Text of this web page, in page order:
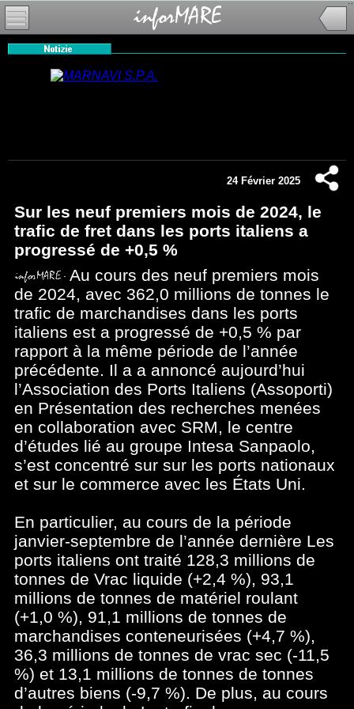
24 Février 2025
Sur les neuf premiers mois de 2024, le
trafic de fret dans les ports italiens a
progressé de +0,5 %
Au cours des neuf premiers mois
de 2024, avec 362,0 millions de tonnes le
trafic de marchandises dans les ports
italiens est a progressé de +0,5 % par
rapport à la même période de l’année
précédente. Il a a annoncé aujourd’hui
l’Association des Ports Italiens (Assoporti)
en Présentation des recherches menées
en collaboration avec SRM, le centre
d’études lié au groupe Intesa Sanpaolo,
s’est concentré sur sur les ports nationaux
et sur le commerce avec les États Uni.
En particulier, au cours de la période
janvier-septembre de l’année dernière Les
ports italiens ont traité 128,3 millions de
tonnes de Vrac liquide (+2,4 %), 93,1
millions de tonnes de matériel roulant
(+1,0 %), 91,1 millions de tonnes de
marchandises conteneurisées (+4,7 %),
36,3 millions de tonnes de vrac sec (-11,5
%) et 13,1 millions de tonnes de tonnes
d’autres biens (-9,7 %). De plus, au cours